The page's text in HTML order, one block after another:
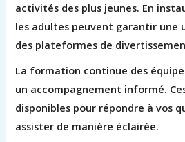
activités des plus jeunes. En
les adultes peuvent garantir une
des plateformes de
La formation continue des
un accompagnement informé.
disponibles pour répondre à vos
assister de manière éclairée.